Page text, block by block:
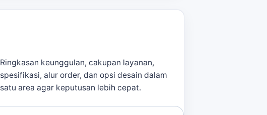
Ringkasan keunggulan, cakupan layanan,
spesifikasi, alur order, dan opsi desain dalam
satu area agar keputusan lebih cepat.